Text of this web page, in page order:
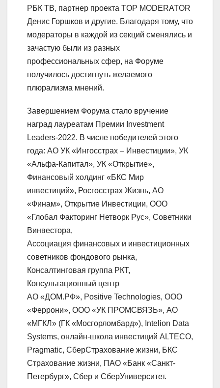
РБК ТВ, партнер проекта TOP MODERATOR
Денис Горшков и другие. Благодаря тому, что
модераторы в каждой из секций сменялись и
зачастую были из разных
профессиональных сфер, на Форуме
получилось достигнуть желаемого
плюрализма мнений.
Завершением Форума стало вручение
наград лауреатам Премии Investment
Leaders-2022. В числе победителей этого
года: АО УК «Ингосстрах – Инвестиции», УК
«Альфа-Капитал», УК «Открытие»,
Финансовый холдинг «БКС Мир
инвестиций», Росгосстрах Жизнь, АО
«Финам», Открытие Инвестиции, ООО
«Глобал Факторинг Нетворк Рус», Советники
Винвестора,
Ассоциация финансовых и инвестиционных
советников фондового рынка,
Консалтинговая группа РКТ,
Консультационный центр
АО «ДОМ.РФ», Positive Technologies, ООО
«Феррони», ООО «УК ПРОМСВЯЗЬ», АО
«МГКЛ» (ГК «Мосгорломбард»), Intelion Data
Systems, онлайн-школа инвестиций ALTECO,
Pragmatic, СберСтрахование жизни, БКС
Страхование жизни, ПАО «Банк «Санкт-
Петербург», Сбер и СберУниверситет.